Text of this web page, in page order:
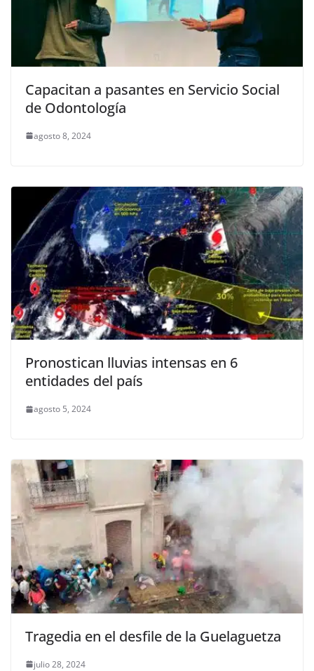
Capacitan a pasantes en Servicio Social
de Odontología
agosto 8, 2024
Pronostican lluvias intensas en 6
entidades del país
agosto 5, 2024
Tragedia en el desfile de la Guelaguetza
julio 28, 2024